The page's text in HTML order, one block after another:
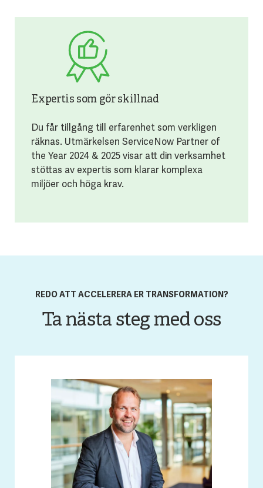
Expertis som gör skillnad
Du får tillgång till erfarenhet som verkligen
räknas. Utmärkelsen ServiceNow Partner of
the Year 2024 & 2025 visar att din verksamhet
stöttas av expertis som klarar komplexa
miljöer och höga krav.
REDO ATT ACCELERERA ER TRANSFORMATION?
Ta nästa steg med oss